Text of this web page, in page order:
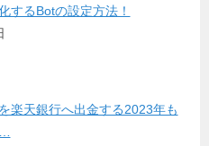
するBotの設定方法！
楽天銀行へ出金する2023年も